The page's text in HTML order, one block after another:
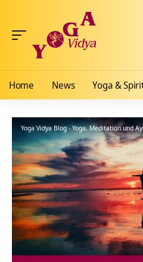
Home News Yoga &
Yoga Vidya Blog - Yoga, Meditation und